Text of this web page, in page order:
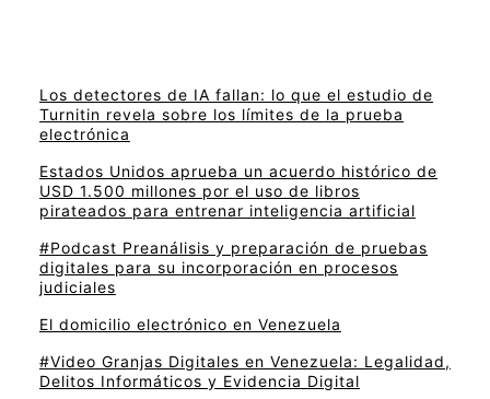
Los detectores de IA fallan: lo que el estudio de
Turnitin revela sobre los límites de la prueba
electrónica
Estados Unidos aprueba un acuerdo histórico de
USD 1.500 millones por el uso de libros
pirateados para entrenar inteligencia artificial
#Podcast Preanálisis y preparación de pruebas
digitales para su incorporación en procesos
judiciales
El domicilio electrónico en Venezuela
#Video Granjas Digitales en Venezuela: Legalidad,
Delitos Informáticos y Evidencia Digital